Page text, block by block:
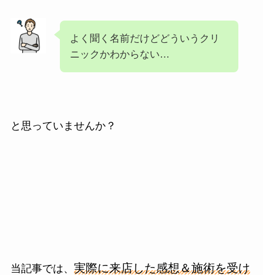
よく聞く名前だけどどういうクリ
ニックかわからない…
と思っていませんか？
当記事では、 実際に来店した感想＆施術を受け